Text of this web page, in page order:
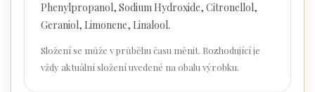
Phenylpropanol, Sodium Hydroxide, Citronellol,
Geraniol, Limonene, Linalool.
Složení se může v průběhu času měnit. Rozhodující je
vždy aktuální složení uvedené na obalu výrobku.